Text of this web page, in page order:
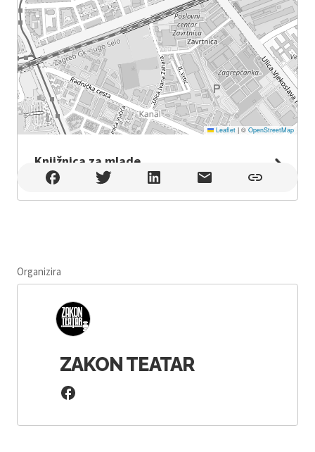
Leaflet |© OpenStreetMap
Knjižnica za mlade
Knjižnica za mlade , Karlovac
Organizira
ZAKON TEATAR